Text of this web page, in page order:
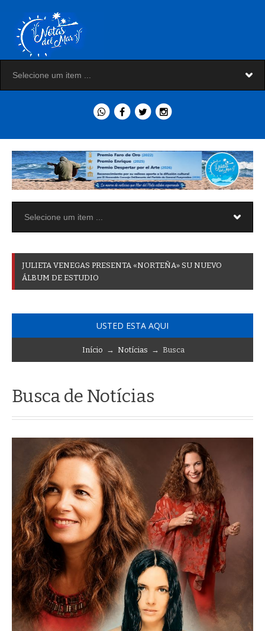
JULIETA VENEGAS PRESENTA «NORTEÑA» SU NUEVO
ÁLBUM DE ESTUDIO
USTED ESTA AQUI
Início → Notícias → Busca
Busca de Notícias